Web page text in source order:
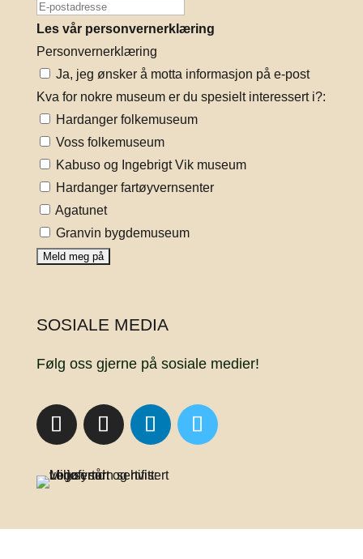
Les vår personvernerklæring
Personvernerklæring
Ja, jeg ønsker å motta informasjon på e-post
Kva for nokre museum er du spesielt interessert i?:
Hardanger folkemuseum
Voss folkemuseum
Kabuso og Ingebrigt Vik museum
Hardanger fartøyvernsenter
Agatunet
Granvin bygdemuseum
SOSIALE MEDIA
Følg oss gjerne på sosiale medier!